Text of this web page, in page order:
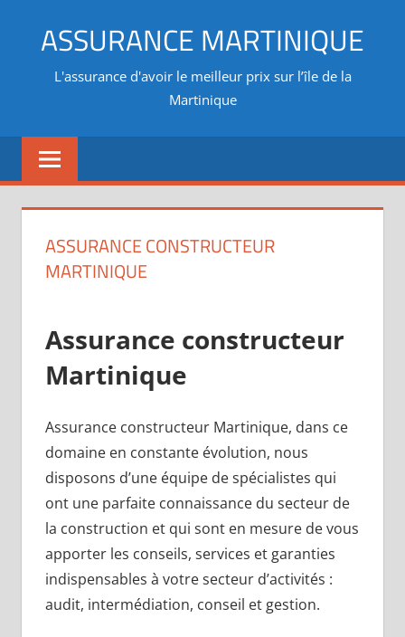
ASSURANCE MARTINIQUE
L'assurance d'avoir le meilleur prix sur l’île de la
Martinique
ASSURANCE CONSTRUCTEUR
MARTINIQUE
Assurance constructeur
Martinique
Assurance constructeur Martinique, dans ce
domaine en constante évolution, nous
disposons d’une équipe de spécialistes qui
ont une parfaite connaissance du secteur de
la construction et qui sont en mesure de vous
apporter les conseils, services et garanties
indispensables à votre secteur d’activités :
audit, intermédiation, conseil et gestion.